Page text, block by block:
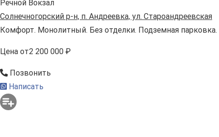
Речной Вокзал
Солнечногорский р-н, п. Андреевка, ул. Староандреевская
Комфорт. Монолитный. Без отделки. Подземная парковка.
Цена от2 200 000 ₽
Позвонить
Написать